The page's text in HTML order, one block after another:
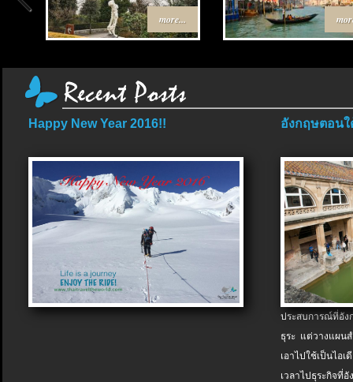
more...
Happy New Year 2016!! อังกฤษตอนใ
ประสบการณ์ที่อัง
ธุระ แต่วางแผน
เอาไปใช้เป็นไอ
เวลาไปธุระกิจที่อั